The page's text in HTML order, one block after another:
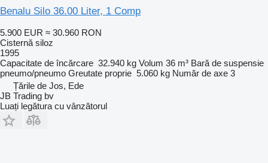
Benalu Silo 36.00 Liter, 1 Comp
5.900 EUR ≈ 30.960 RON
Cisternă siloz
1995
Capacitate de încărcare 32.940 kg Volum 36 m³ Bară de suspensie
pneumo/pneumo Greutate proprie 5.060 kg Număr de axe 3
Țările de Jos, Ede
JB Trading bv
Luați legătura cu vânzătorul